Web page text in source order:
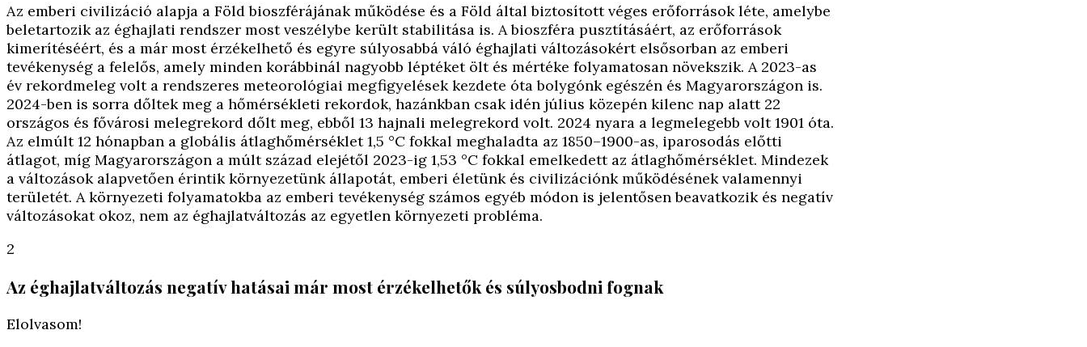
Az emberi civilizáció alapja a Föld bioszférájának működése és a Föld által biztosított véges erőforrások léte, amelybe
beletartozik az éghajlati rendszer most veszélybe került stabilitása is. A bioszféra pusztításáért, az erőforrások
kimerítéséért, és a már most érzékelhető és egyre súlyosabbá váló éghajlati változásokért elsősorban az emberi
tevékenység a felelős, amely minden korábbinál nagyobb léptéket ölt és mértéke folyamatosan növekszik. A 2023-as
év rekordmeleg volt a rendszeres meteorológiai megfigyelések kezdete óta bolygónk egészén és Magyarországon is.
2024-ben is sorra dőltek meg a hőmérsékleti rekordok, hazánkban csak idén július közepén kilenc nap alatt 22
országos és fővárosi melegrekord dőlt meg, ebből 13 hajnali melegrekord volt. 2024 nyara a legmelegebb volt 1901 óta.
Az elmúlt 12 hónapban a globális átlaghőmérséklet 1,5 °C fokkal meghaladta az 1850–1900-as, iparosodás előtti
átlagot, míg Magyarországon a múlt század elejétől 2023-ig 1,53 °C fokkal emelkedett az átlaghőmérséklet. Mindezek
a változások alapvetően érintik környezetünk állapotát, emberi életünk és civilizációnk működésének valamennyi
területét. A környezeti folyamatokba az emberi tevékenység számos egyéb módon is jelentősen beavatkozik és negatív
változásokat okoz, nem az éghajlatváltozás az egyetlen környezeti probléma.
2
Az éghajlatváltozás negatív hatásai már most érzékelhetők és súlyosbodni fognak
Elolvasom!